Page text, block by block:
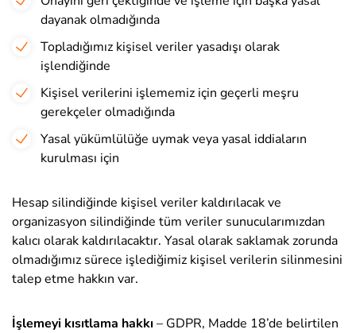
dayanak olmadığında
Topladığımız kişisel veriler yasadışı olarak
işlendiğinde
Kişisel verilerini işlememiz için geçerli meşru
gerekçeler olmadığında
Yasal yükümlülüğe uymak veya yasal iddiaların
kurulması için
Hesap silindiğinde kişisel veriler kaldırılacak ve
organizasyon silindiğinde tüm veriler sunucularımızdan
kalıcı olarak kaldırılacaktır. Yasal olarak saklamak zorunda
olmadığımız sürece işlediğimiz kişisel verilerin silinmesini
talep etme hakkın var.
İşlemeyi kısıtlama hakkı – GDPR, Madde 18’de belirtilen